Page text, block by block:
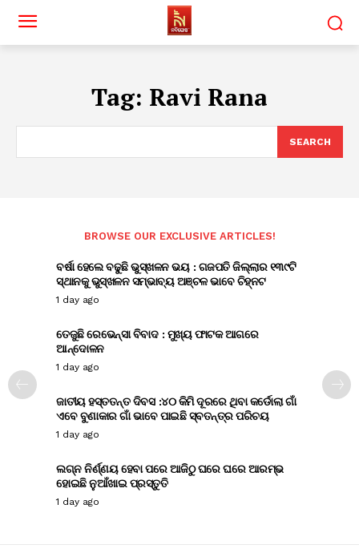
Tag: Ravi Rana
SEARCH
BROWSE OUR EXCLUSIVE ARTICLES!
ବର୍ଷା ହେଲେ ବଢୁଛି ଭୁସ୍ଖଳନ ଭୟ : ଗଜପତି ଜିଲ୍ଲାର ୧୩୯ଟି
ସ୍ଥାନକୁ ଭୁସ୍ଖଳନ ସମ୍ଭାବ୍ୟ ଅଞ୍ଚଳ ଭାବେ ଚିହ୍ନଟ
1 day ago
ତେଜୁଛି ରେଭେନ୍ସା ବିବାଦ : ମୁଖ୍ୟ ଫାଟକ ଆଗରେ
ଆନ୍ଦୋଳନ
1 day ago
ଜାତୀୟ ହସ୍ତତନ୍ତ ଦିବସ :୪୦ କିମି ଦୂରରେ ଥିବା କର୍ଡୋଲା ଗାଁ
ଏବେ ବୁଣାକାର ଗାଁ ଭାବେ ପାଇଛି ସ୍ବତନ୍ତ୍ର ପରିଚୟ
1 day ago
ଲଗ୍ନ ନିର୍ଣ୍ଣୟ ହେବା ପରେ ଆଜିଠୁ ଘରେ ଘରେ ଆରମ୍ଭ
ହୋଇଛି ନୁଆଁଖାଇ ପ୍ରସ୍ତୁତି
1 day ago